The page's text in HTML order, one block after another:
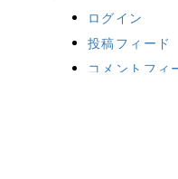
ログイン
投稿フィード
コメントフィ